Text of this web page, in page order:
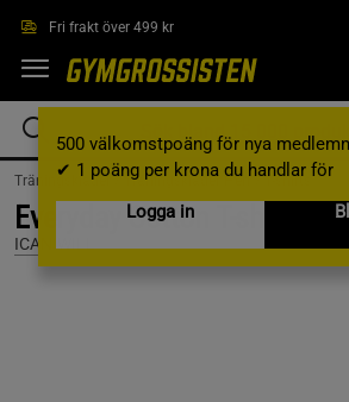
Fri frakt över 499 kr
500 välkomstpoäng för nya
✔ 1 poäng per krona du handlar för
Logga in
Träningskläder / Träningskläder Herr /T-shirts
Everyday Cotton T-shirt,
ICANIWILL